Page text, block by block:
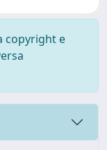
copyright e